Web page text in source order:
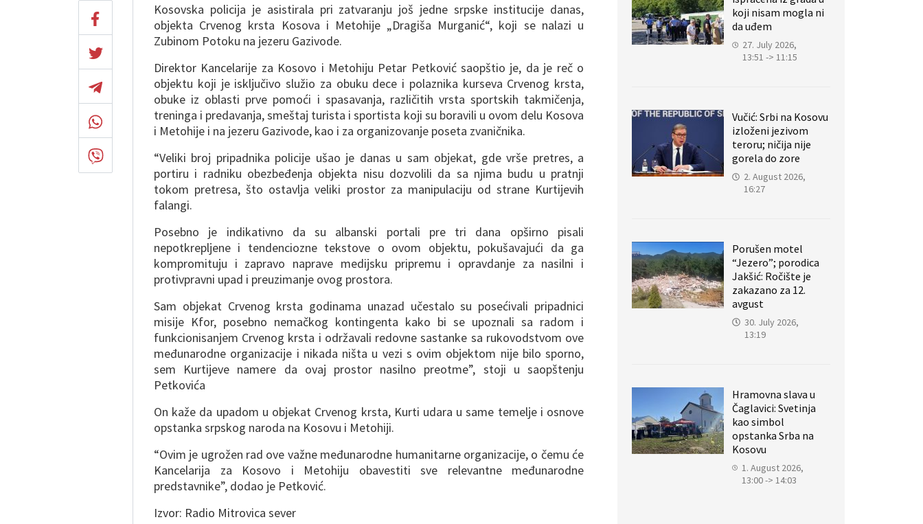
Kosovska policija je asistirala pri zatvaranju još jedne srpske institucije danas,
objekta Crvenog krsta Kosova i Metohije „Dragiša Murganić“, koji se nalazi u
Zubinom Potoku na jezeru Gazivode.
Direktor Kancelarije za Kosovo i Metohiju Petar Petković saopštio je, da je reč o
objektu koji je isključivo služio za obuku dece i polaznika kurseva Crvenog krsta,
obuke iz oblasti prve pomoći i spasavanja, različitih vrsta sportskih takmičenja,
treninga i predavanja, smeštaj turista i sportista koji su boravili u ovom delu Kosova
i Metohije i na jezeru Gazivode, kao i za organizovanje poseta zvaničnika.
“Veliki broj pripadnika policije ušao je danas u sam objekat, gde vrše pretres, a
portiru i radniku obezbeđenja objekta nisu dozvolili da sa njima budu u pratnji
tokom pretresa, što ostavlja veliki prostor za manipulaciju od strane Kurtijevih
falangi.
Posebno je indikativno da su albanski portali pre tri dana opširno pisali
nepotkrepljene i tendenciozne tekstove o ovom objektu, pokušavajući da ga
kompromituju i zapravo naprave medijsku pripremu i opravdanje za nasilni i
protivpravni upad i preuzimanje ovog prostora.
Sam objekat Crvenog krsta godinama unazad učestalo su posećivali pripadnici
misije Kfor, posebno nemačkog kontingenta kako bi se upoznali sa radom i
funkcionisanjem Crvenog krsta i održavali redovne sastanke sa rukovodstvom ove
međunarodne organizacije i nikada ništa u vezi s ovim objektom nije bilo sporno,
sem Kurtijeve namere da ovaj prostor nasilno preotme”, stoji u saopštenju
Petkovića
On kaže da upadom u objekat Crvenog krsta, Kurti udara u same temelje i osnove
opstanka srpskog naroda na Kosovu i Metohiji.
“Ovim je ugrožen rad ove važne međunarodne humanitarne organizacije, o čemu će
Kancelarija za Kosovo i Metohiju obavestiti sve relevantne međunarodne
predstavnike”, dodao je Petković.
Izvor: Radio Mitrovica sever
koji nisam mogla ni
da uđem
27. July 2026,
13:51 -> 11:15
Vučić: Srbi na Kosovu
izloženi jezivom
teroru; ničija nije
gorela do zore
2. August 2026,
16:27
Porušen motel
“Jezero”; porodica
Jakšić: Ročište je
zakazano za 12.
avgust
30. July 2026,
13:19
Hramovna slava u
Čaglavici: Svetinja
kao simbol
opstanka Srba na
Kosovu
1. August 2026,
13:00 -> 14:03